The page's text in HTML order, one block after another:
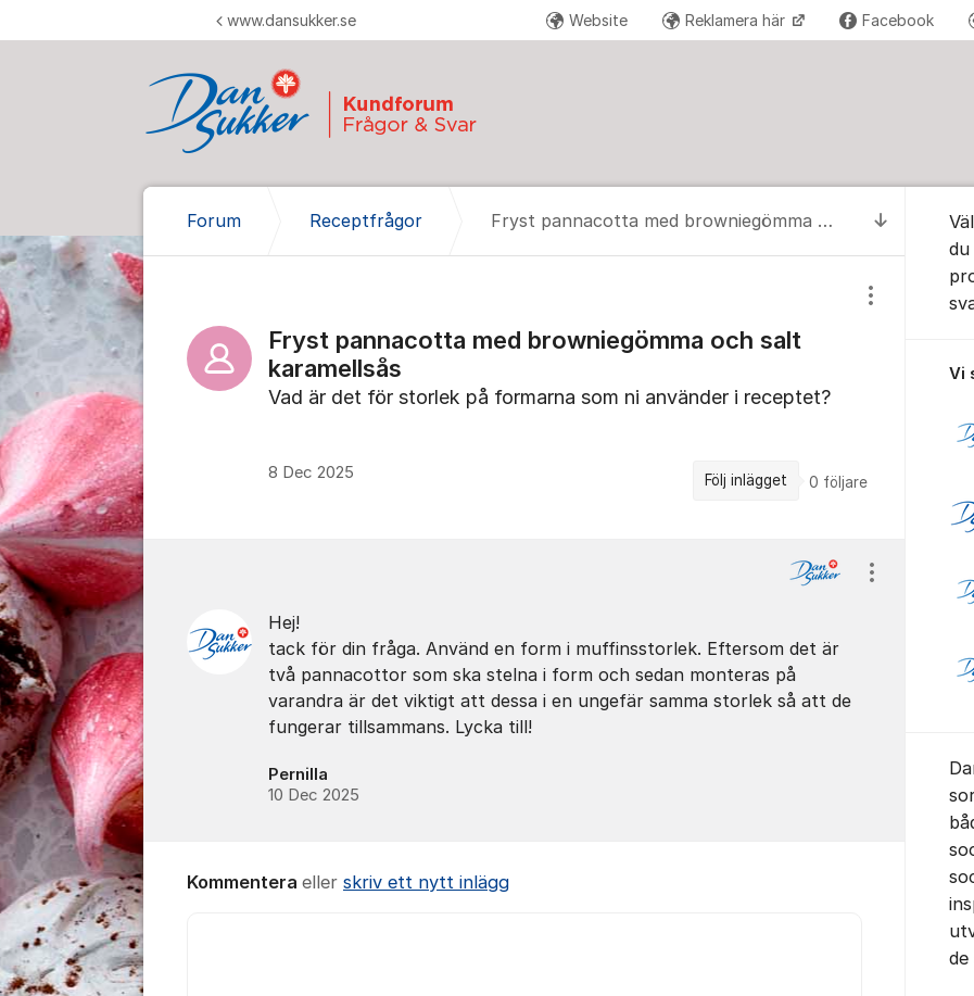
www.dansukker.se Website Reklamera här Facebook
Till
Forum Receptfrågor Fryst pannacotta med browniegömma och salt karamellsås
Fryst pannacotta med browniegömma och salt
karamellsås
Visa/dölj
Vad är det för storlek på formarna som ni använder i receptet?
8 Dec 2025 Följ inlägget 0 följare
Hej!
tack för din fråga. Använd en form i muffinsstorlek. Eftersom det är
två pannacottor som ska stelna i form och sedan monteras på
varandra är det viktigt att dessa i en ungefär samma storlek så att de
fungerar tillsammans. Lycka till! ​
Pernilla
10 Dec 2025
Visa/dölj
Kommentera eller skriv ett nytt inlägg
Vi
de